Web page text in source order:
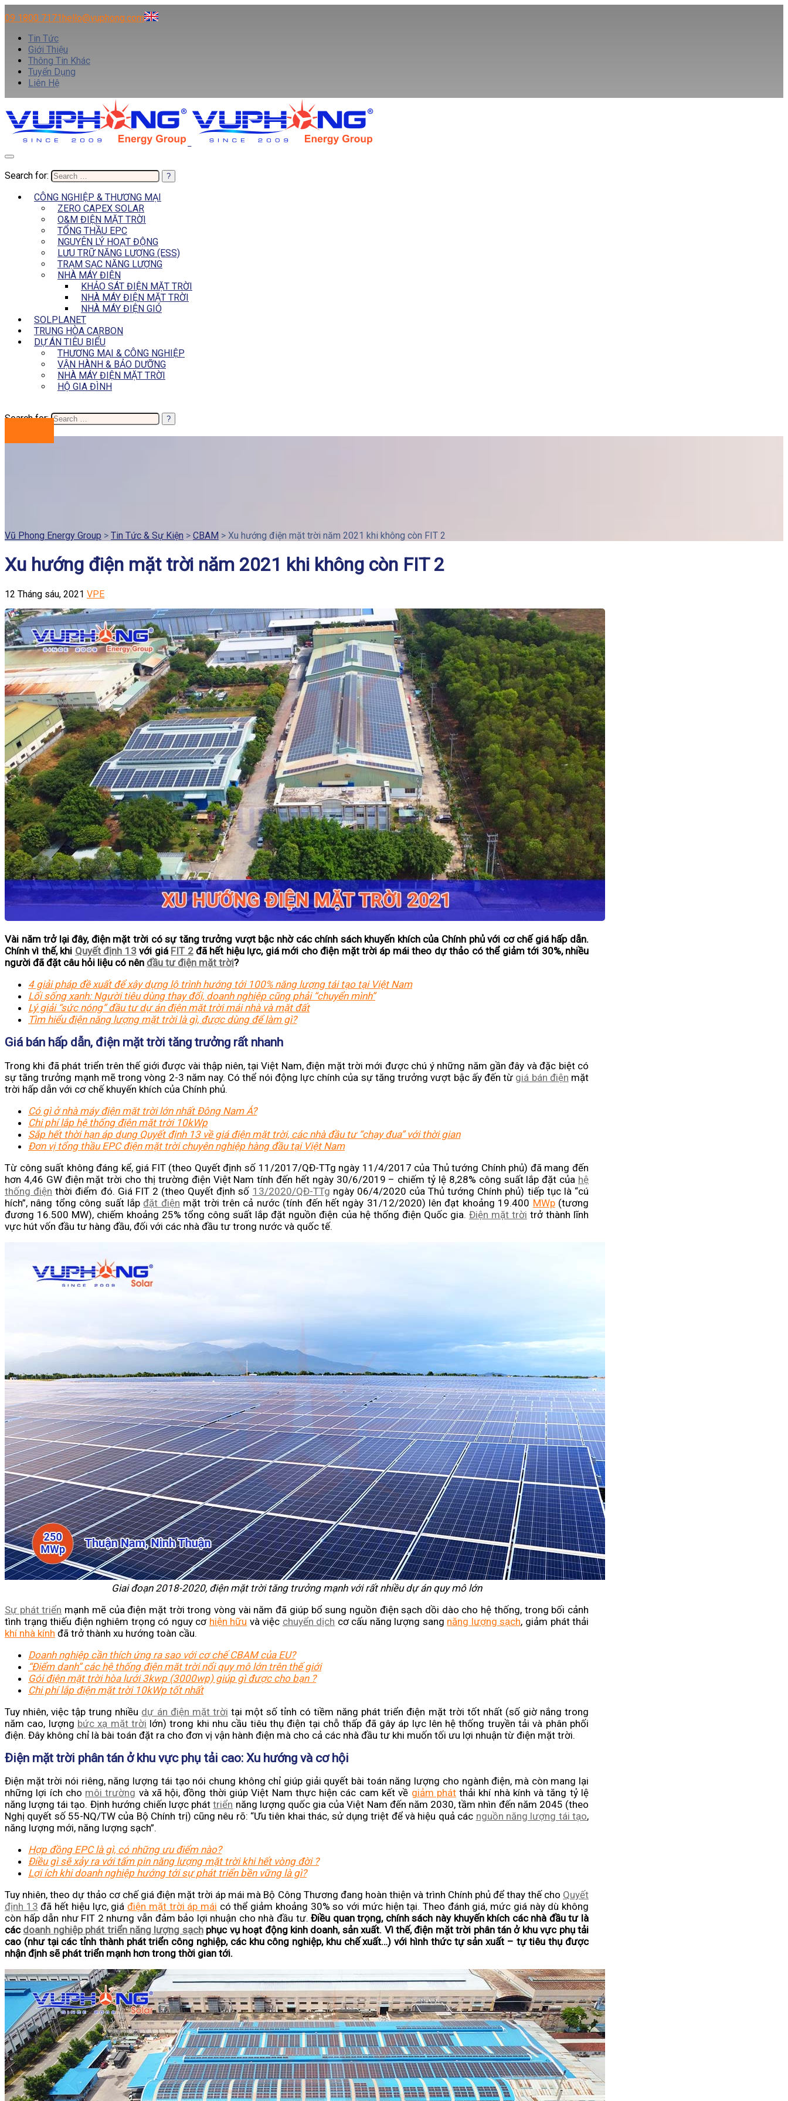
09 1800 7171hello@vuphong.com
Tin Tức
Giới Thiệu
Thông Tin Khác
Tuyển Dụng
Liên Hệ
Search for:
CÔNG NGHIỆP & THƯƠNG MẠI
ZERO CAPEX SOLAR
O&M ĐIỆN MẶT TRỜI
TỔNG THẦU EPC
NGUYÊN LÝ HOẠT ĐỘNG
LƯU TRỮ NĂNG LƯỢNG (ESS)
TRẠM SẠC NĂNG LƯỢNG
NHÀ MÁY ĐIỆN
KHẢO SÁT ĐIỆN MẶT TRỜI
NHÀ MÁY ĐIỆN MẶT TRỜI
NHÀ MÁY ĐIỆN GIÓ
SOLPLANET
TRUNG HÒA CARBON
DỰ ÁN TIÊU BIỂU
THƯƠNG MẠI & CÔNG NGHIỆP
VẬN HÀNH & BẢO DƯỠNG
NHÀ MÁY ĐIỆN MẶT TRỜI
HỘ GIA ĐÌNH
Search for:
Vũ Phong Energy Group > Tin Tức & Sự Kiện > CBAM > Xu hướng điện mặt trời năm 2021 khi không còn FIT 2
Xu hướng điện mặt trời năm 2021 khi không còn FIT 2
12 Tháng sáu, 2021 VPE
Vài năm trở lại đây, điện mặt trời có sự tăng trưởng vượt bậc nhờ các chính sách khuyến khích của Chính phủ với cơ chế giá hấp dẫn.
Chính vì thế, khi Quyết định 13với giá FIT 2đã hết hiệu lực, giá mới cho điện mặt trời áp mái theo dự thảo có thể giảm tới 30%, nhiều
người đã đặt câu hỏi liệu có nên đầu tư điện mặt trời?
4 giải pháp đề xuất để xây dựng lộ trình hướng tới 100% năng lượng tái tạo tại Việt Nam
Lối sống xanh: Người tiêu dùng thay đổi, doanh nghiệp cũng phải “chuyển mình”
Lý giải “sức nóng” đầu tư dự án điện mặt trời mái nhà và mặt đất
Tìm hiểu điện năng lượng mặt trời là gì, được dùng để làm gì?
Giá bán hấp dẫn, điện mặt trời tăng trưởng rất nhanh
Trong khi đã phát triển trên thế giới được vài thập niên, tại Việt Nam, điện mặt trời mới được chú ý những năm gần đây và đặc biệt có
sự tăng trưởng mạnh mẽ trong vòng 2-3 năm nay. Có thể nói động lực chính của sự tăng trưởng vượt bậc ấy đến từ giá bán điện mặt
trời hấp dẫn với cơ chế khuyến khích của Chính phủ.
Có gì ở nhà máy điện mặt trời lớn nhất Đông Nam Á?
Chi phí lắp hệ thống điện mặt trời 10kWp
Sắp hết thời hạn áp dụng Quyết định 13 về giá điện mặt trời, các nhà đầu tư “chạy đua” với thời gian
Đơn vị tổng thầu EPC điện mặt trời chuyên nghiệp hàng đầu tại Việt Nam
Từ công suất không đáng kể, giá FIT (theo Quyết định số 11/2017/QĐ-TTg ngày 11/4/2017 của Thủ tướng Chính phủ) đã mang đến
hơn 4,46 GW điện mặt trời cho thị trường điện Việt Nam tính đến hết ngày 30/6/2019 – chiếm tỷ lệ 8,28% công suất lắp đặt của hệ
thống điện thời điểm đó. Giá FIT 2 (theo Quyết định số 13/2020/QĐ-TTg ngày 06/4/2020 của Thủ tướng Chính phủ) tiếp tục là “cú
hích”, nâng tổng công suất lắpđặt điện mặt trời trên cả nước (tính đến hết ngày 31/12/2020) lên đạt khoảng 19.400 MWp(tương
đương 16.500 MW), chiếm khoảng 25% tổng công suất lắp đặt nguồn điện của hệ thống điện Quốc gia. Điện mặt trời trở thành lĩnh
vực hút vốn đầu tư hàng đầu, đối với các nhà đầu tư trong nước và quốc tế.
Giai đoạn 2018-2020, điện mặt trời tăng trưởng mạnh với rất nhiều dự án quy mô lớn
Sự phát triển mạnh mẽ của điện mặt trời trong vòng vài năm đã giúp bổ sung nguồn điện sạch dồi dào cho hệ thống, trong bối cảnh
tình trạng thiếu điện nghiêm trọng có nguy cơ hiện hữu và việc chuyển dịch cơ cấu năng lượng sang năng lượng sạch, giảm phát thải
khí nhà kính đã trở thành xu hướng toàn cầu.
Doanh nghiệp cần thích ứng ra sao với cơ chế CBAM của EU?
“Điểm danh” các hệ thống điện mặt trời nổi quy mô lớn trên thế giới
Gói điện mặt trời hòa lưới 3kwp (3000wp) giúp gì được cho bạn ?
Chi phí lắp điện mặt trời 10kWp tốt nhất
Tuy nhiên, việc tập trung nhiều dự án điện mặt trời tại một số tỉnh có tiềm năng phát triển điện mặt trời tốt nhất (số giờ nắng trong
năm cao, lượng bức xạ mặt trời lớn) trong khi nhu cầu tiêu thụ điện tại chỗ thấp đã gây áp lực lên hệ thống truyền tải và phân phối
điện. Đây không chỉ là bài toán đặt ra cho đơn vị vận hành điện mà cho cả các nhà đầu tư khi muốn tối ưu lợi nhuận từ điện mặt trời.
Điện mặt trời phân tán ở khu vực phụ tải cao: Xu hướng và cơ hội
Điện mặt trời nói riêng, năng lượng tái tạo nói chung không chỉ giúp giải quyết bài toán năng lượng cho ngành điện, mà còn mang lại
những lợi ích cho môi trường và xã hội, đồng thời giúp Việt Nam thực hiện các cam kết về giảm phátthải khí nhà kính và tăng tỷ lệ
năng lượng tái tạo. Định hướng chiến lược pháttriển năng lượng quốc gia của Việt Nam đến năm 2030, tầm nhìn đến năm 2045 (theo
Nghị quyết số 55-NQ/TW của Bộ Chính trị) cũng nêu rõ: “Ưu tiên khai thác, sử dụng triệt để và hiệu quả các nguồn năng lượng tái tạo,
năng lượng mới, năng lượng sạch”.
Hợp đồng EPC là gì, có những ưu điểm nào?
Điều gì sẽ xảy ra với tấm pin năng lượng mặt trời khi hết vòng đời ?
Lợi ích khi doanh nghiệp hướng tới sự phát triển bền vững là gì?
Tuy nhiên, theo dự thảo cơ chế giá điện mặt trời áp mái mà Bộ Công Thương đang hoàn thiện và trình Chính phủ để thay thế cho Quyết
định 13 đã hết hiệu lực, giáđiện mặt trời áp mái có thể giảm khoảng 30% so với mức hiện tại. Theo đánh giá, mức giá này dù không
còn hấp dẫn như FIT 2 nhưng vẫn đảm bảo lợi nhuận cho nhà đầu tư.Điều quan trọng, chính sách này khuyến khích các nhà đầu tư là
các doanh nghiệp phát triểnnăng lượng sạchphục vụ hoạt động kinh doanh, sản xuất. Vì thế, điện mặt trời phân tán ở khu vực phụ tải
cao (như tại các tỉnh thành phát triển công nghiệp, các khu công nghiệp, khu chế xuất…) với hình thức tự sản xuất – tự tiêu thụ được
nhận định sẽ phát triển mạnh hơn trong thời gian tới.